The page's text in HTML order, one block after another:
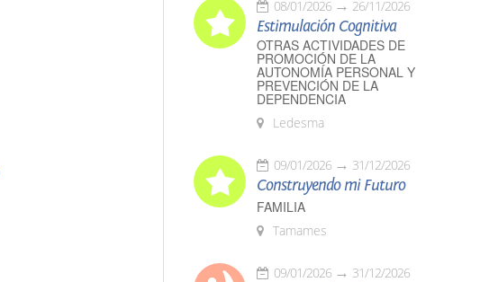
08/01/2026 26/11/2026
Estimulación Cognitiva
OTRAS ACTIVIDADES DE
PROMOCIÓN DE LA
AUTONOMÍA PERSONAL Y
PREVENCIÓN DE LA
DEPENDENCIA
Ledesma
09/01/2026 31/12/2026
Construyendo mi Futuro
FAMILIA
Tamames
09/01/2026 31/12/2026